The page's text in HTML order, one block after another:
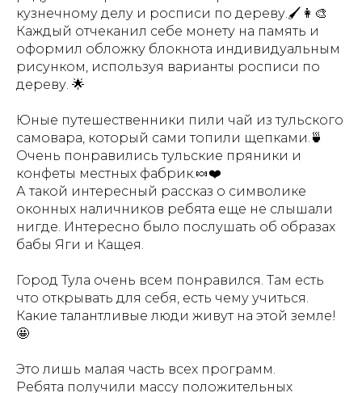
кузнечному делу и росписи по дереву.🖌👩‍🎨
Каждый отчеканил себе монету на память и
оформил обложку блокнота индивидуальным
рисунком, используя варианты росписи по
дереву. 🌟
Юные путешественники пили чай из тульского
самовара, который сами топили щепками.🍵
Очень понравились тульские пряники и
конфеты местных фабрик.🍬❤️
А такой интересный рассказ о символике
оконных наличников ребята еще не слышали
нигде. Интересно было послушать об образах
бабы Яги и Кащея.
Город Тула очень всем понравился. Там есть
что открывать для себя, есть чему учиться.
Какие талантливые люди живут на этой земле!
🤩
Это лишь малая часть всех программ.
Ребята получили массу положительных